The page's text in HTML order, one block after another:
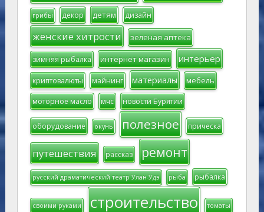
грибы декор детям дизайн
женские хитрости зеленая аптека
зимняя рыбалка интернет магазин интерьер
криптовалюты майнинг материалы мебель
моторное масло мчс новости Бурятии
оборудование окунь полезное прическа
путешествия рассказ ремонт
русский драматический театр Улан-Удэ рыба рыбалка
своими руками строительство томаты